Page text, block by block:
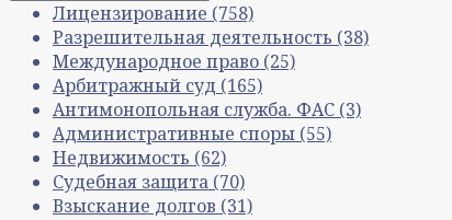
Лицензирование (758)
Разрешительная деятельность (38)
Международное право (25)
Арбитражный суд (165)
Антимонопольная служба. ФАС (3)
Административные споры (55)
Недвижимость (62)
Судебная защита (70)
Взыскание долгов (31)